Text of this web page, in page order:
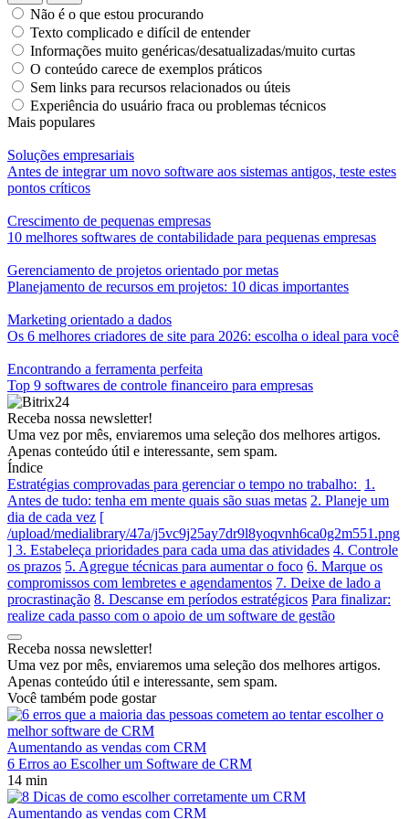
Não é o que estou procurando
Texto complicado e difícil de entender
Informações muito genéricas/desatualizadas/muito curtas
O conteúdo carece de exemplos práticos
Sem links para recursos relacionados ou úteis
Experiência do usuário fraca ou problemas técnicos
Mais populares
Soluções empresariais
Antes de integrar um novo software aos sistemas antigos, teste estes
pontos críticos
Crescimento de pequenas empresas
10 melhores softwares de contabilidade para pequenas empresas
Gerenciamento de projetos orientado por metas
Planejamento de recursos em projetos: 10 dicas importantes
Marketing orientado a dados
Os 6 melhores criadores de site para 2026: escolha o ideal para você
Encontrando a ferramenta perfeita
Top 9 softwares de controle financeiro para empresas
Receba nossa newsletter!
Uma vez por mês, enviaremos uma seleção dos melhores artigos.
Apenas conteúdo útil e interessante, sem spam.
Índice
Estratégias comprovadas para gerenciar o tempo no trabalho: 1.
Antes de tudo: tenha em mente quais são suas metas 2. Planeje um
dia de cada vez [
/upload/medialibrary/47a/j5vc9j25ay7dr9l8yoqvnh6ca0g2m551.png
] 3. Estabeleça prioridades para cada uma das atividades 4. Controle
os prazos 5. Agregue técnicas para aumentar o foco 6. Marque os
compromissos com lembretes e agendamentos 7. Deixe de lado a
procrastinação 8. Descanse em períodos estratégicos Para finalizar:
realize cada passo com o apoio de um software de gestão
Receba nossa newsletter!
Uma vez por mês, enviaremos uma seleção dos melhores artigos.
Apenas conteúdo útil e interessante, sem spam.
Você também pode gostar
Aumentando as vendas com CRM
6 Erros ao Escolher um Software de CRM
14 min
Aumentando as vendas com CRM